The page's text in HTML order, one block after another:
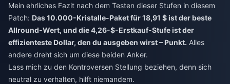
Mein ehrliches Fazit nach dem Testen dieser Stufen in diesem
Patch: Das 10.000-Kristalle-Paket für 18,91 $ ist der beste
Allround-Wert, und die 4,26-$-Erstkauf-Stufe ist der
effizienteste Dollar, den du ausgeben wirst – Punkt. Alles
andere dreht sich um diese beiden Anker.
Lass mich zu den Kontroversen Stellung beziehen, denn sich
neutral zu verhalten, hilft niemandem.